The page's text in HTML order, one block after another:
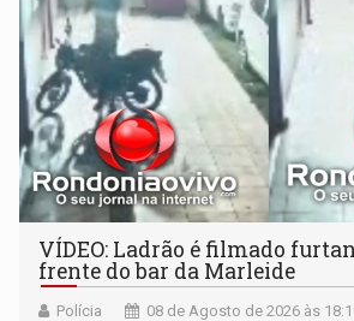
VÍDEO: Ladrão é filmado
frente do bar da Marleide
Polícia 08 de Agosto de 2026 às